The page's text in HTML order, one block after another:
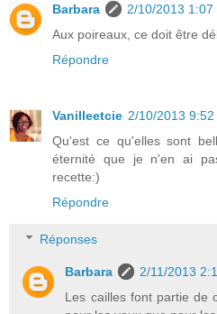
Barbara
2/10/2013 1:07
Aux poireaux, ce doit être
Répondre
Vanilleetcie 2/10/2013 9:52
Qu'est ce qu'elles sont
éternité que je n'en ai
recette:)
Répondre
Réponses
Barbara
2/11/2013
Les cailles font partie de